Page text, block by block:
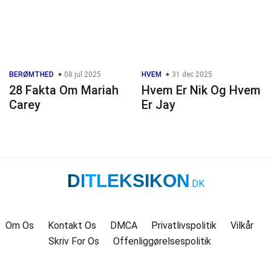
BERØMTHED 08 jul 2025
28 Fakta Om Mariah
Carey
HVEM 31 dec 2025
Hvem Er Nik Og Hvem
Er Jay
DITLEKSIKON.DK
Om Os Kontakt Os DMCA Privatlivspolitik
Vilkår
Skriv For Os
Offenliggørelsespolitik